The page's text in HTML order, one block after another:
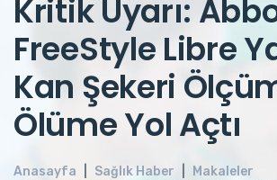
Kritik Uyarı:
FreeStyle Libre
Kan Şekeri
Ölüme Yol Açtı
Anasayfa Sağlık Haber
Makaleler